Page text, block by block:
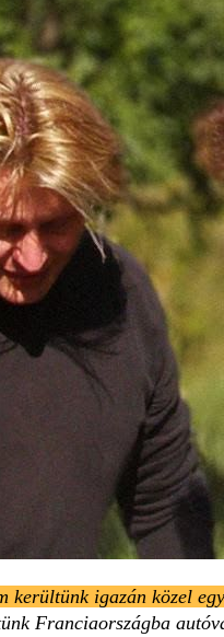
kerültünk igazán közel
Franciaországba